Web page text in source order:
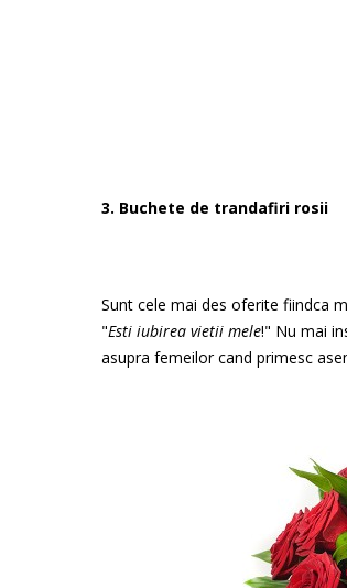
3. Buchete de trandafiri rosii
Sunt cele mai des oferite fiindca
"Esti iubirea vietii mele!" Nu mai
asupra femeilor cand primesc